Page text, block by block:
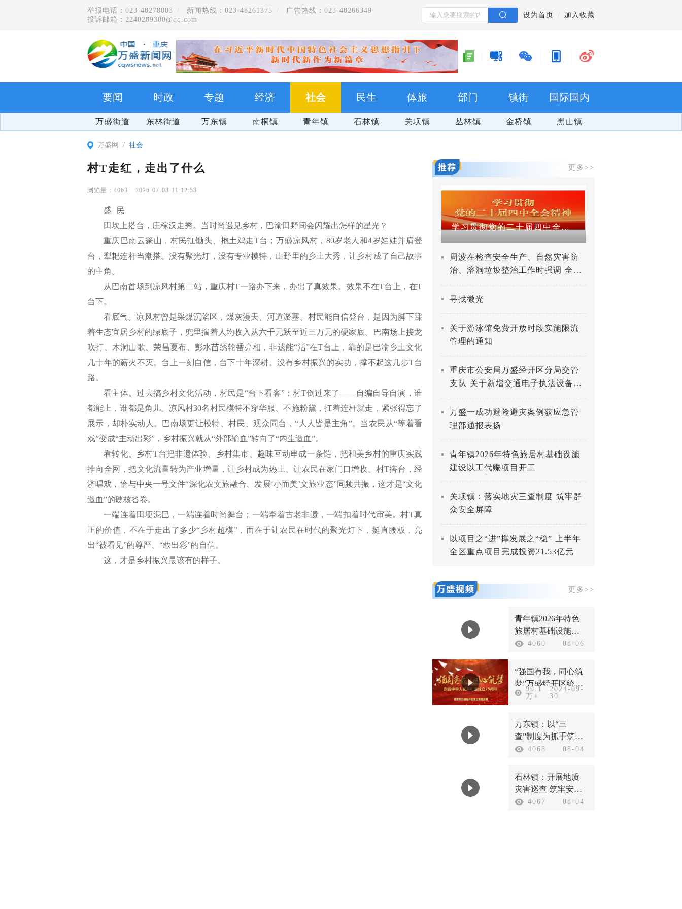
举报电话：023-48278003 新闻热线：023-48261375
广告热线：023-48266349
投诉邮箱：2240289300@qq.com
设为首页 加入收藏
要闻 时政 专题 经济 社会 民生 体旅 部门 镇街 国际国内
万盛街道 东林街道 万东镇 南桐镇 青年镇 石林镇 关坝镇 丛林镇 金桥镇 黑山镇
万盛网 社会
村T走红，走出了什么
4063 2026-07-08 11:12:58
盛 民
田坎上搭台，庄稼汉走秀。当时尚遇见乡村，巴渝田野间会闪耀出怎样的星光？
重庆巴南云篆山，村民扛锄头、抱土鸡走T台；万盛凉风村，80岁老人和4岁娃娃并肩登
台，犁耙连杆当潮搭。没有聚光灯，没有专业模特，山野里的乡土大秀，让乡村成了自己故事
的主角。
从巴南首场到凉风村第二站，重庆村T一路办下来，办出了真效果。效果不在T台上，在T
台下。
看底气。凉风村曾是采煤沉陷区，煤灰漫天、河道淤塞。村民能自信登台，是因为脚下踩
着生态宜居乡村的绿底子，兜里揣着人均收入从六千元跃至近三万元的硬家底。巴南场上接龙
吹打、木洞山歌、荣昌夏布、彭水苗绣轮番亮相，非遗能“活”在T台上，靠的是巴渝乡土文化
几十年的薪火不灭。台上一刻自信，台下十年深耕。没有乡村振兴的实功，撑不起这几步T台
路。
看主体。过去搞乡村文化活动，村民是“台下看客”；村T倒过来了——自编自导自演，谁
都能上，谁都是角儿。凉风村30名村民模特不穿华服、不施粉黛，扛着连杆就走，紧张得忘了
展示，却朴实动人。巴南场更让模特、村民、观众同台，“人人皆是主角”。当农民从“等着看
戏”变成“主动出彩”，乡村振兴就从“外部输血”转向了“内生造血”。
看转化。乡村T台把非遗体验、乡村集市、趣味互动串成一条链，把和美乡村的重庆实践
推向全网，把文化流量转为产业增量，让乡村成为热土、让农民在家门口增收。村T搭台，经
济唱戏，恰与中央一号文件“深化农文旅融合、发展‘小而美’文旅业态”同频共振，这才是“文化
造血”的硬核答卷。
一端连着田埂泥巴，一端连着时尚舞台；一端牵着古老非遗，一端扣着时代审美。村T真
正的价值，不在于走出了多少“乡村超模”，而在于让农民在时代的聚光灯下，挺直腰板，亮
出“被看见”的尊严、“敢出彩”的自信。
这，才是乡村振兴最该有的样子。
更多>>
爽游万盛 学习贯彻党的二十届四中全会精神
周波在检查安全生产、自然灾害防
治、溶洞垃圾整治工作时强调 全力
打好防灾减灾救灾人民战争 深入推
进溶洞垃圾专项整治工作
寻找微光
关于游泳馆免费开放时段实施限流
管理的通知
重庆市公安局万盛经开区分局交管
支队 关于新增交通电子执法设备的
公示
万盛一成功避险避灾案例获应急管
理部通报表扬
青年镇2026年特色旅居村基础设施
建设以工代赈项目开工
关坝镇：落实地灾三查制度 筑牢群
众安全屏障
以项目之“进”撑发展之“稳” 上半年
全区重点项目完成投资21.53亿元
更多>>
青年镇2026年特色
旅居村基础设施建
设以工代赈项目开
4060 08-06
“强国有我，同心筑
梦”万盛经开区统一
战线庆祝新中国成
99.1
万+
2024-09-
30
万东镇：以“三
查”制度为抓手筑牢
汛期安全防线
4068 08-04
石林镇：开展地质
灾害巡查 筑牢安全
防护底线
4067 08-04